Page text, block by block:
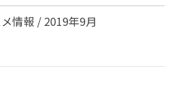
情報 / 2019年9月